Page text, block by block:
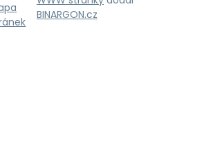
BINARGON.cz